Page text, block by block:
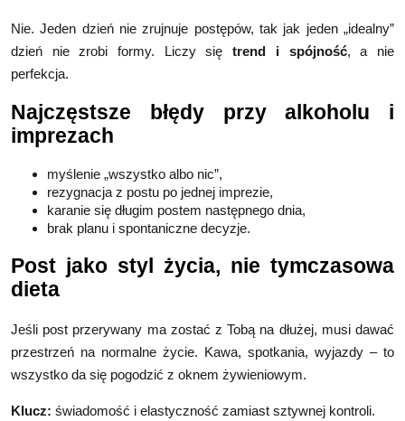
Nie. Jeden dzień nie zrujnuje postępów, tak jak jeden „idealny”
dzień nie zrobi formy. Liczy siętrend i spójność, a nie
perfekcja.
Najczęstsze błędy przy alkoholu i
imprezach
myślenie „wszystko albo nic”,
rezygnacja z postu po jednej imprezie,
karanie się długim postem następnego dnia,
brak planu i spontaniczne decyzje.
Post jako styl życia, nie tymczasowa
dieta
Jeśli post przerywany ma zostać z Tobą na dłużej, musi dawać
przestrzeń na normalne życie. Kawa, spotkania, wyjazdy – to
wszystko da się pogodzić z oknem żywieniowym.
Klucz: świadomość i elastyczność zamiast sztywnej kontroli.